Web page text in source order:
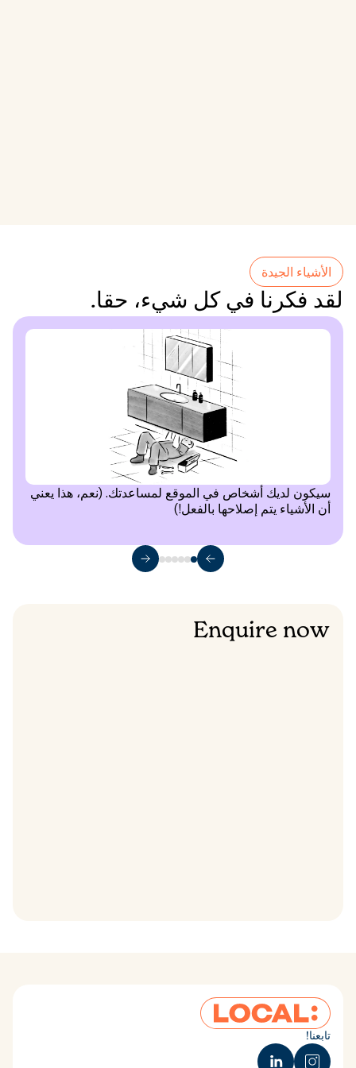
الأشياء الجيدة
لقد فكرنا في كل شيء، حقا.
سيكون لديك أشخاص في الموقع لمساعدتك. (نعم، هذا يعني
أن الأشياء يتم إصلاحها بالفعل!)
Enquire now
تابعنا!